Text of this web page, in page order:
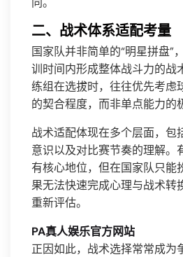
二、战术体系适配考量
国家队并非简单的“明星拼盘”
训时间内形成整体战斗力的战
练组在选拔时，往往优先考虑
的契合程度，而非单点能力的
战术适配体现在多个层面，包
意识以及对比赛节奏的理解。
有核心地位，但在国家队只能
果无法快速完成心理与战术转
重新评估。
PA真人娱乐官方网站
正因如此，战术选择常常成为